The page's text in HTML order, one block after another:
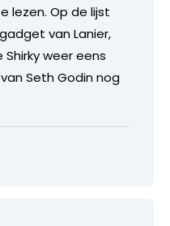
lezen. Op de lijst
van Lanier,
Shirky weer eens
Seth Godin nog